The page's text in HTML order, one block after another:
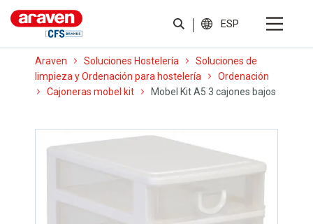
ESP
Araven Soluciones Hostelería
Soluciones de
limpieza y Ordenación para hostelería
Ordenación
Cajoneras mobel kit
Mobel Kit A5 3 cajones bajos